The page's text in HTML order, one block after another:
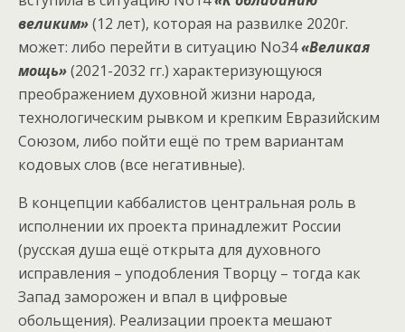
великим»(12 лет), которая на развилке 2020г.
может: либо перейти в ситуацию No34«Великая
мощь»(2021-2032 гг.) характеризующуюся
преображением духовной жизни народа,
технологическим рывком и крепким Евразийским
Союзом, либо пойти ещё по трем вариантам
кодовых слов (все негативные).
В концепции каббалистов центральная роль в
исполнении их проекта принадлежит России
(русская душа ещё открыта для духовного
исправления – уподобления Творцу – тогда как
Запад заморожен и впал в цифровые
обольщения). Реализации проекта мешают